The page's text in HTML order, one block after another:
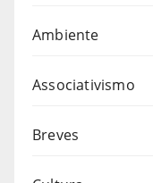
Ambiente
Associativismo
Breves